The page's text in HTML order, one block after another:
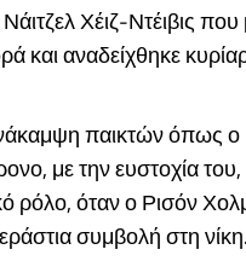
Χέιζ-Ντέιβις
και αναδείχθηκε
παικτών όπως
με την ευστοχία
ρόλο, όταν ο Ρισόν
συμβολή στη νίκη.